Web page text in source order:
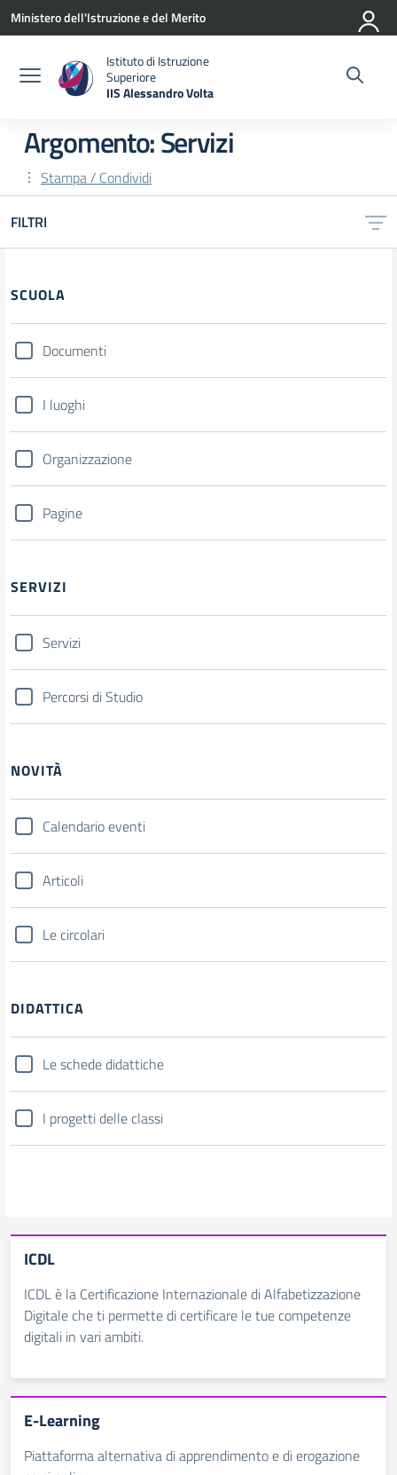
Vai ai contenuti
Vai al menu di navigazione
Vai al footer
Ministero dell'Istruzione e del Merito
Istituto di Istruzione
Superiore
IIS Alessandro Volta
Argomento: Servizi
Stampa / Condividi
FILTRI
Filtri
SCUOLA
Documenti
I luoghi
Organizzazione
Pagine
SERVIZI
Servizi
Percorsi di Studio
NOVITÀ
Calendario eventi
Articoli
Le circolari
DIDATTICA
Le schede didattiche
I progetti delle classi
ICDL
ICDL è la Certificazione Internazionale di Alfabetizzazione
Digitale che ti permette di certificare le tue competenze
digitali in vari ambiti.
E-Learning
Piattaforma alternativa di apprendimento e di erogazione